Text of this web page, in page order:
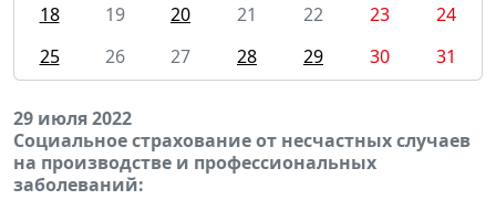
18
19 20 21 22 23
24
25
26 27 28 29 30 31
29 июля 2022
Социальное страхование от несчастных случаев
на производстве и профессиональных
заболеваний: